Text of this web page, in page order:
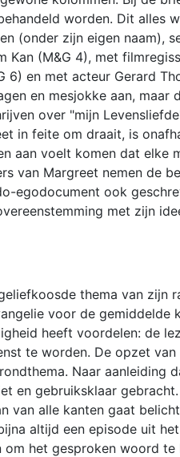
worden. Dit alles
(onder zijn eigen naam),
(M&G 4), met
en met acteur Gerard
en mesjokke aan,
over "mijn
in feite om draait, is
aan voelt komen dat elke
van Margreet nemen de
egodocument ook
met zijn
thema van zijn
voor de
heeft voordelen: de
te worden. De opzet
Naar aanleiding
en gebruiksklaar
alle kanten gaat
altijd een episode uit
het gesproken woord